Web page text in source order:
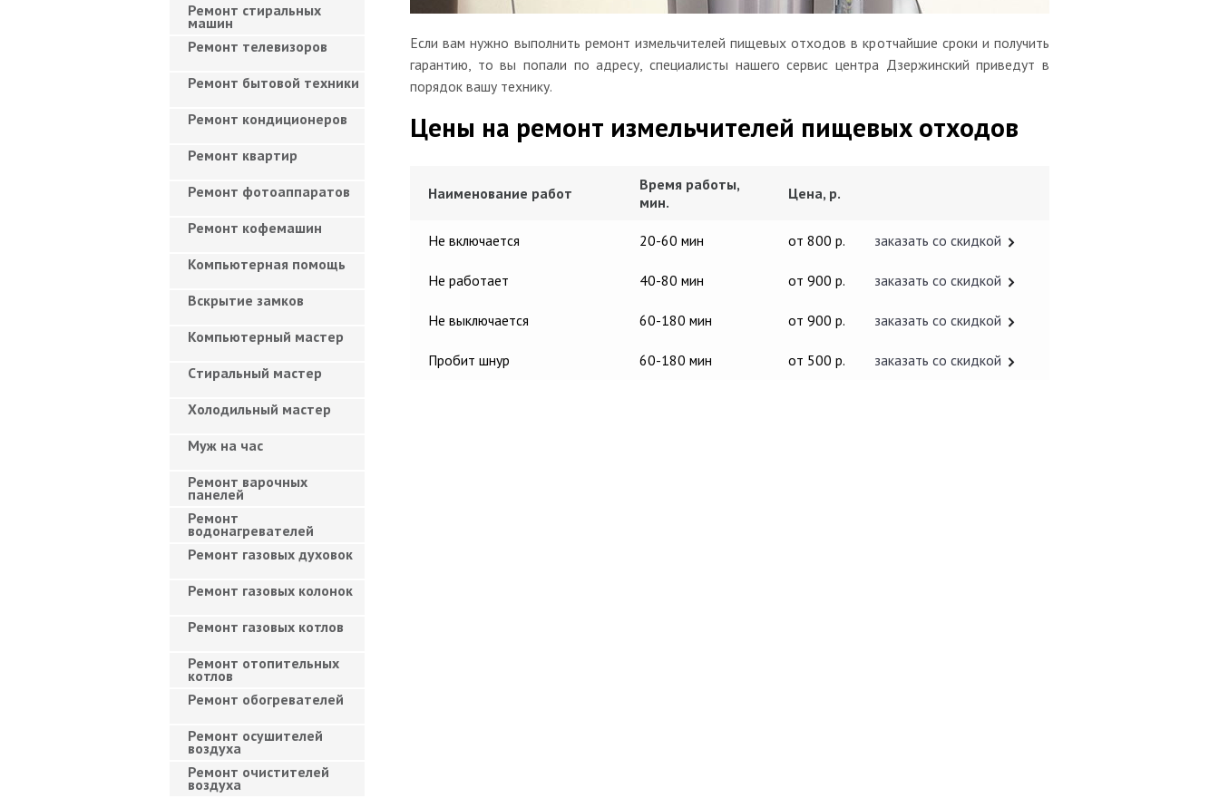
Если вам нужно выполнить ремонт измельчителей пищевых отходов в кротчайшие сроки и получить
гарантию, то вы попали по адресу, специалисты нашего сервис центра Дзержинский приведут в
порядок вашу технику.
Цены на ремонт измельчителей пищевых отходов
Наименование работ
Время работы,
мин.
Цена, р.
Не включается 20-60 мин от 800 р. заказать со скидкой
Не работает 40-80 мин от 900 р. заказать со скидкой
Не выключается 60-180 мин от 900 р. заказать со скидкой
Пробит шнур 60-180 мин от 500 р. заказать со скидкой
Ремонт стиральных
машин
Ремонт телевизоров
Ремонт бытовой техники
Ремонт кондиционеров
Ремонт квартир
Ремонт фотоаппаратов
Ремонт кофемашин
Компьютерная помощь
Вскрытие замков
Компьютерный мастер
Cтиральный мастер
Холодильный мастер
Муж на час
Ремонт варочных
панелей
Ремонт
водонагревателей
Ремонт газовых духовок
Ремонт газовых колонок
Ремонт газовых котлов
Ремонт отопительных
котлов
Ремонт обогревателей
Ремонт осушителей
воздуха
Ремонт очистителей
воздуха